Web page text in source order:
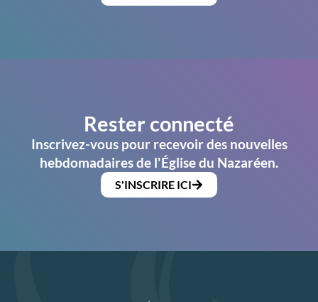
Rester connecté
Inscrivez-vous pour recevoir des nouvelles
hebdomadaires de l'Église du Nazaréen.
S'INSCRIRE ICI